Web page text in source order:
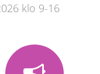
klo 9-16